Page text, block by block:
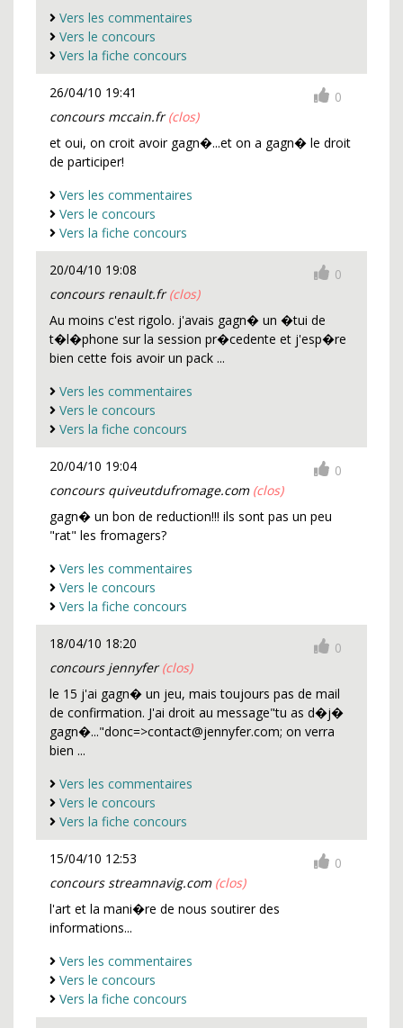
Vers les commentaires
Vers le concours
Vers la fiche concours
26/04/10 19:41
0
concours mccain.fr(clos)
et oui, on croit avoir gagn�...et on a gagn� le droit
de participer!
Vers les commentaires
Vers le concours
Vers la fiche concours
20/04/10 19:08
0
concours renault.fr(clos)
Au moins c'est rigolo. j'avais gagn� un �tui de
t�l�phone sur la session pr�cedente et j'esp�re
bien cette fois avoir un pack ...
Vers les commentaires
Vers le concours
Vers la fiche concours
20/04/10 19:04
0
concours quiveutdufromage.com (clos)
gagn� un bon de reduction!!! ils sont pas un peu
"rat" les fromagers?
Vers les commentaires
Vers le concours
Vers la fiche concours
18/04/10 18:20
0
concours jennyfer(clos)
le 15 j'ai gagn� un jeu, mais toujours pas de mail
de confirmation. J'ai droit au message"tu as d�j�
gagn�..."donc=>contact@jennyfer.com; on verra
bien ...
Vers les commentaires
Vers le concours
Vers la fiche concours
15/04/10 12:53
0
concours streamnavig.com (clos)
l'art et la mani�re de nous soutirer des
informations...
Vers les commentaires
Vers le concours
Vers la fiche concours